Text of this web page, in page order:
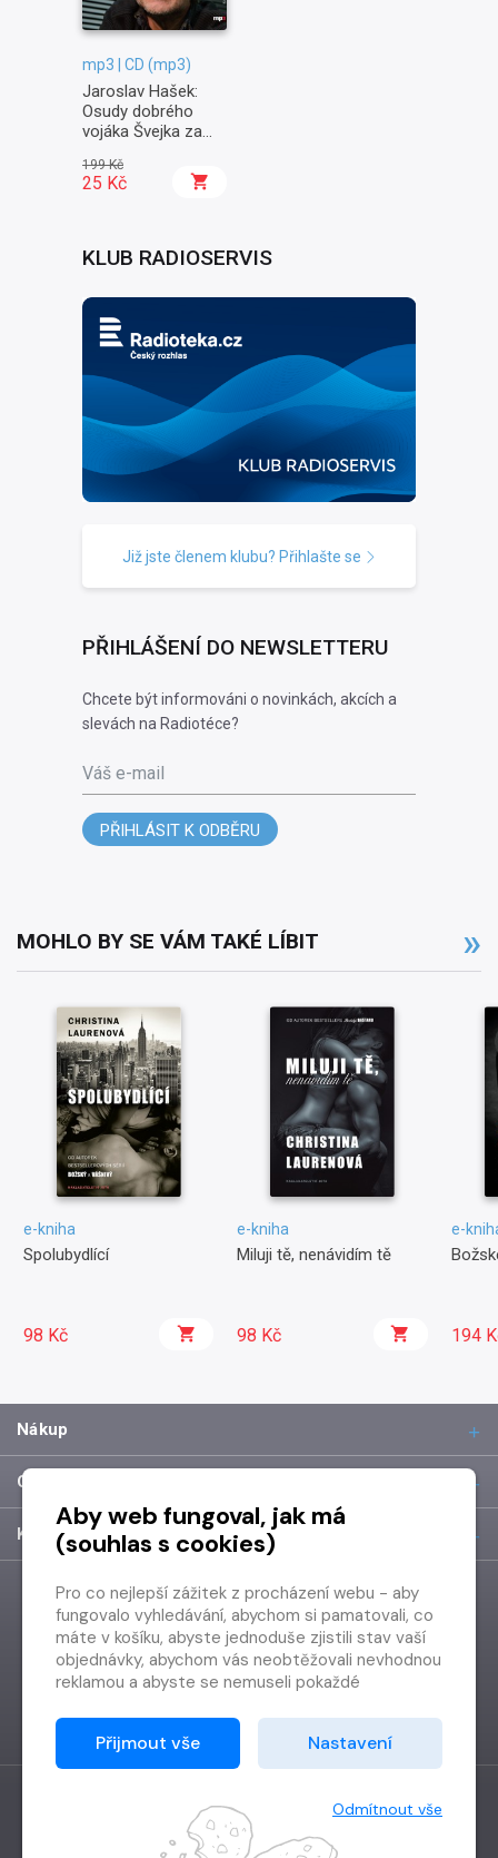
mp3 | CD (mp3)
Jaroslav Hašek:
Osudy dobrého
vojáka Švejka za
Na frontě
199 Kč
25 Kč
KLUB RADIOSERVIS
Již jste členem klubu? Přihlašte se
PŘIHLÁŠENÍ DO NEWSLETTERU
Chcete být informováni o novinkách, akcích a
slevách na Radiotéce?
Váš e-mail
PŘIHLÁSIT K ODBĚRU
MOHLO BY SE VÁM TAKÉ LÍBIT
e-kniha
Spolubydlící
98 Kč
e-kniha
Miluji tě, nenávidím tě
98 Kč
e-
194
Nákup
O společnosti
Kontakt
Vytvořilo Grand IT s.r.o.
Aby web fungoval, jak má
(souhlas s cookies)
Pro co nejlepší zážitek z procházení webu - aby
fungovalo vyhledávání, abychom si pamatovali, co
máte v košíku, abyste jednoduše zjistili stav vaší
objednávky, abychom vás neobtěžovali nevhodnou
reklamou a abyste se nemuseli pokaždé
Proto od vás potřebujeme souhlas se
zpracováním souborů cookies
Děkujeme, že nám ho dáte a pomůžete nám tak
Přijmout vše Nastavení
Odmítnout vše